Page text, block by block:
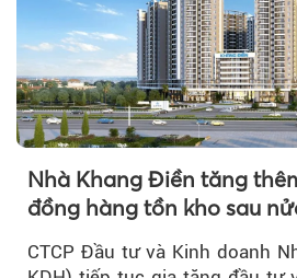
Nhà Khang Điền tăng
đồng hàng tồn kho sau
CTCP Đầu tư và Kinh doanh